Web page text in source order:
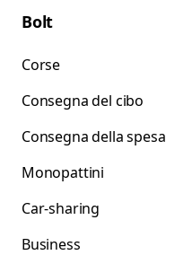
Bolt
Corse
Consegna del cibo
Consegna della spesa
Monopattini
Car-sharing
Business